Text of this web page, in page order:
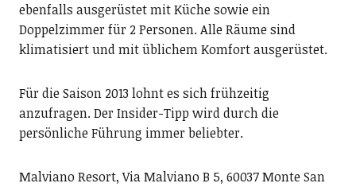
ebenfalls ausgerüstet mit Küche sowie ein
Doppelzimmer für 2 Personen. Alle Räume sind
klimatisiert und mit üblichem Komfort ausgerüstet.
Für die Saison 2013 lohnt es sich frühzeitig
anzufragen. Der Insider-Tipp wird durch die
persönliche Führung immer beliebter.
Malviano Resort, Via Malviano B 5, 60037 Monte San